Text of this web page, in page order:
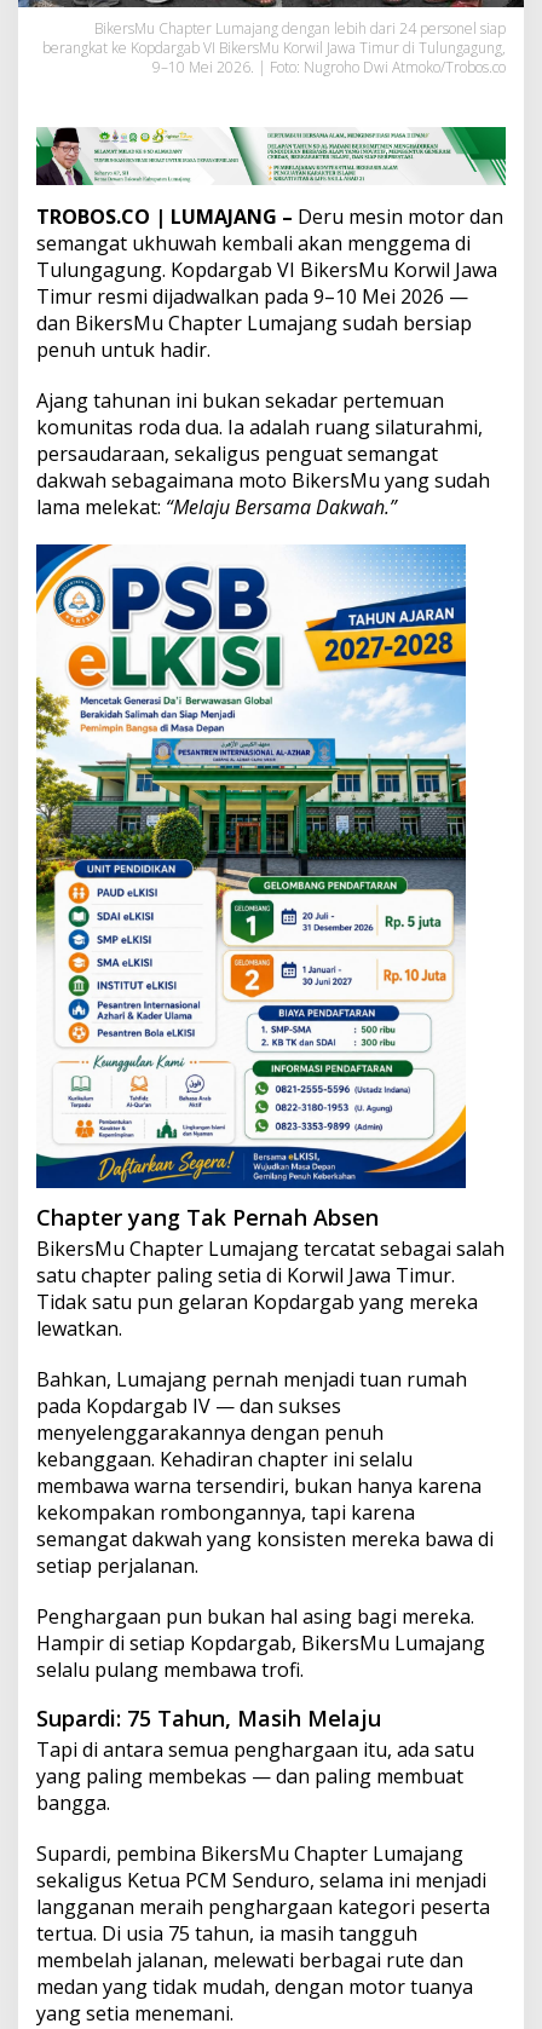
m
a
j
a
K
i
r
i
m
2
4
P
e
r
s
n
e
l
BikersMu Chapter Lumajang dengan lebih dari 24 personel siap
berangkat ke Kopdargab VI BikersMu Korwil Jawa Timur di Tulungagung,
9–10 Mei 2026. | Foto: Nugroho Dwi Atmoko/Trobos.co
TROBOS.CO | LUMAJANG – Deru mesin motor dan
semangat ukhuwah kembali akan menggema di
Tulungagung. Kopdargab VI BikersMu Korwil Jawa
Timur resmi dijadwalkan pada 9–10 Mei 2026 —
dan BikersMu Chapter Lumajang sudah bersiap
penuh untuk hadir.
Ajang tahunan ini bukan sekadar pertemuan
komunitas roda dua. Ia adalah ruang silaturahmi,
persaudaraan, sekaligus penguat semangat
dakwah sebagaimana moto BikersMu yang sudah
lama melekat: “Melaju Bersama Dakwah.”
Chapter yang Tak Pernah Absen
BikersMu Chapter Lumajang tercatat sebagai salah
satu chapter paling setia di Korwil Jawa Timur.
Tidak satu pun gelaran Kopdargab yang mereka
lewatkan.
Bahkan, Lumajang pernah menjadi tuan rumah
pada Kopdargab IV — dan sukses
menyelenggarakannya dengan penuh
kebanggaan. Kehadiran chapter ini selalu
membawa warna tersendiri, bukan hanya karena
kekompakan rombongannya, tapi karena
semangat dakwah yang konsisten mereka bawa di
setiap perjalanan.
Penghargaan pun bukan hal asing bagi mereka.
Hampir di setiap Kopdargab, BikersMu Lumajang
selalu pulang membawa trofi.
Supardi: 75 Tahun, Masih Melaju
Tapi di antara semua penghargaan itu, ada satu
yang paling membekas — dan paling membuat
bangga.
Supardi, pembina BikersMu Chapter Lumajang
sekaligus Ketua PCM Senduro, selama ini menjadi
langganan meraih penghargaan kategori peserta
tertua. Di usia 75 tahun, ia masih tangguh
membelah jalanan, melewati berbagai rute dan
medan yang tidak mudah, dengan motor tuanya
yang setia menemani.